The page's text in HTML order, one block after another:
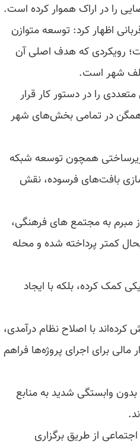
را در اراک هموار کرده است.
اظهار کرد: توسعه متوازن
رویکردی که هدف اصلی آن
شهر است.
را در دستور کار قرار
و همگن در تمامی بخش‌های شهر
زیرساختی همچون توسعه شبکه
بافت‌های فرسوده، نقش
مبرم به مجتمع های فرهنگی،
کمتر پرداخته شده و محله
کمک کرده، بلکه با ایجاد
با اصلاح نظام درآمدی،
برای اجرای پروژه‌ها فراهم
وابستگی شدید به منابع
از طریق برگزاری